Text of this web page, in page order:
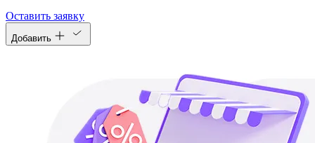
Оставить заявку
Добавить